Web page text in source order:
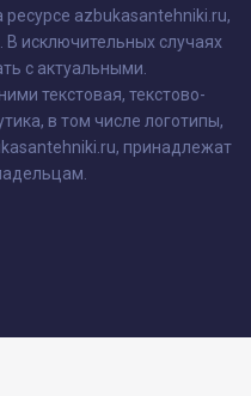
azbukasantehniki.ru,
В исключительных случаях
с актуальными.
текстовая, текстово-
в том числе логотипы,
принадлежат